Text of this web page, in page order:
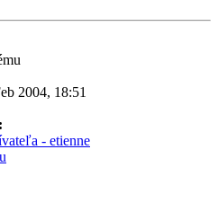
2004, 18:51
- etienne